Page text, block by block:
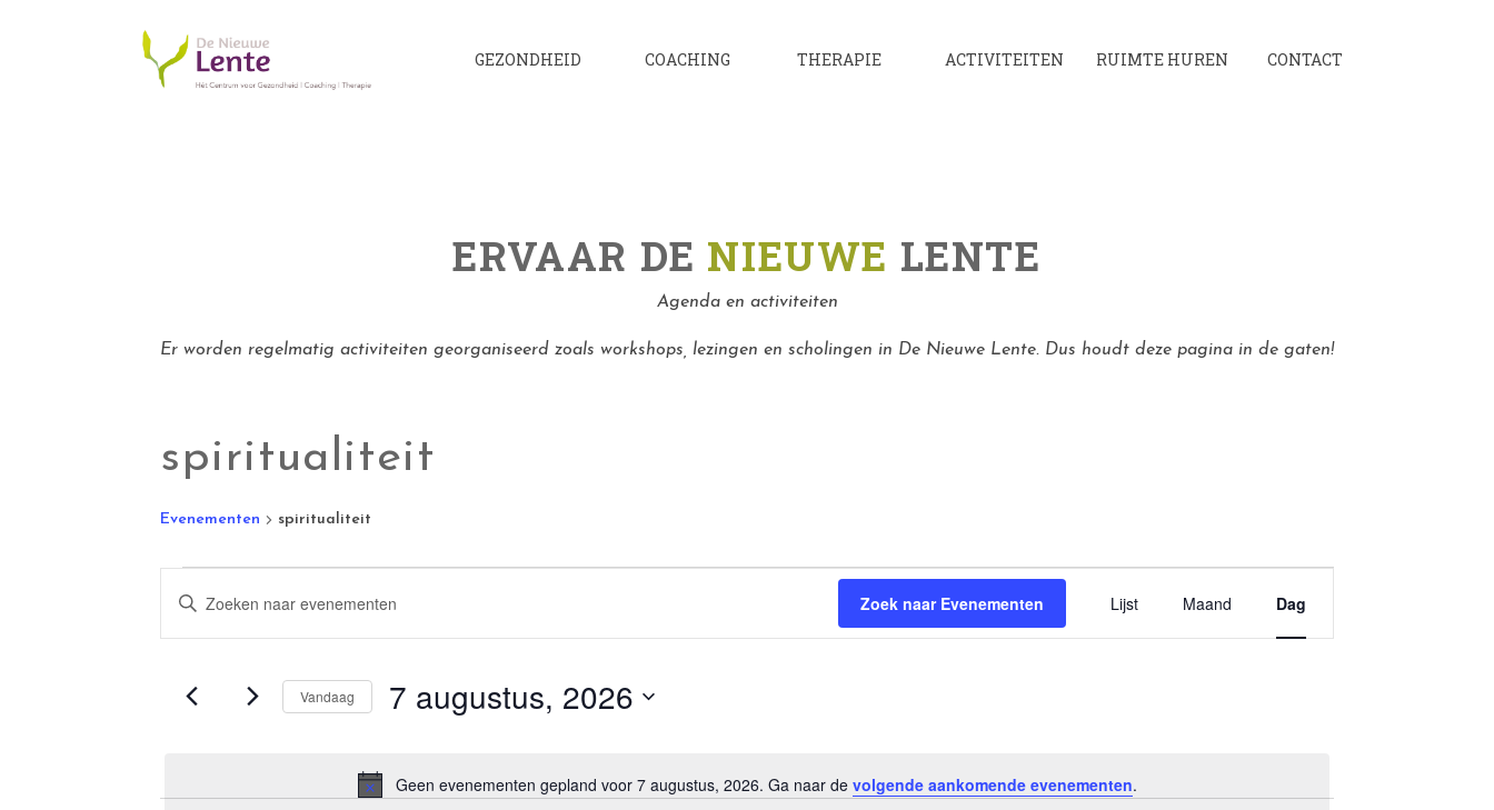
GEZONDHEID COACHING THERAPIE ACTIVITEITEN RUIMTE HUREN CONTACT
ERVAAR DE NIEUWE LENTE
Agenda en activiteiten
Er worden regelmatig activiteiten georganiseerd zoals workshops, lezingen en scholingen in De Nieuwe Lente. Dus houdt deze pagina in de gaten!
spiritualiteit
Evenementen spiritualiteit
Bericht
Geen evenementen gepland voor 7 augustus, 2026. Ga naar de volgende aankomende evenementen.
Evenementen
Zoeken
en
weergeven
Vul
Zoek naar Evenementen
weergaven
navigatie
Lijst Maand Dag
Vandaag 7 augustus, 2026
datum.